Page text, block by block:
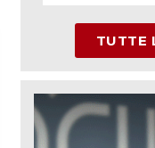
TUTTE